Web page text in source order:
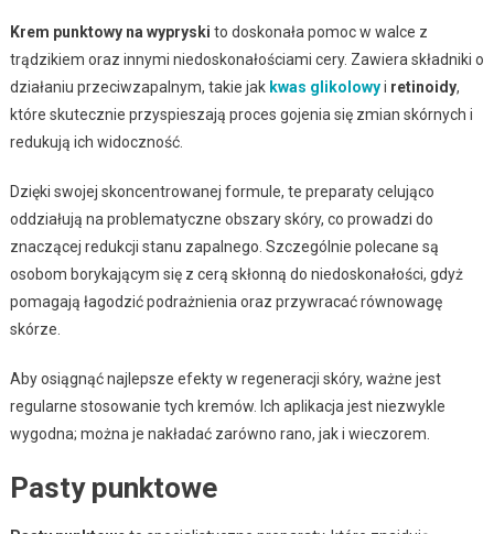
Krem punktowy na wypryski to doskonała pomoc w walce z
trądzikiem oraz innymi niedoskonałościami cery. Zawiera składniki o
działaniu przeciwzapalnym, takie jak kwas glikolowyi retinoidy,
które skutecznie przyspieszają proces gojenia się zmian skórnych i
redukują ich widoczność.
Dzięki swojej skoncentrowanej formule, te preparaty celująco
oddziałują na problematyczne obszary skóry, co prowadzi do
znaczącej redukcji stanu zapalnego. Szczególnie polecane są
osobom borykającym się z cerą skłonną do niedoskonałości, gdyż
pomagają łagodzić podrażnienia oraz przywracać równowagę
skórze.
Aby osiągnąć najlepsze efekty w regeneracji skóry, ważne jest
regularne stosowanie tych kremów. Ich aplikacja jest niezwykle
wygodna; można je nakładać zarówno rano, jak i wieczorem.
Pasty punktowe